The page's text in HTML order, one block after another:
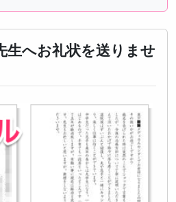
生へお礼状を送りませ